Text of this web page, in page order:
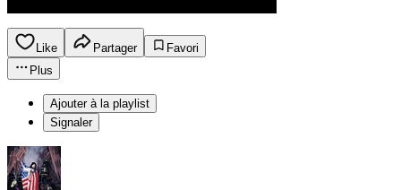
Like Partager
Favori
Plus
Ajouter à la playlist
Signaler